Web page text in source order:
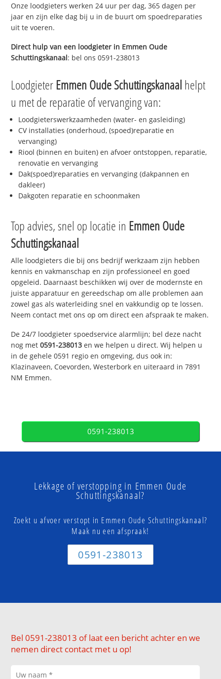
Onze loodgieters werken 24 uur per dag, 365 dagen per
jaar en zijn elke dag bij u in de buurt om spoedreparaties
uit te voeren.
Direct hulp van een loodgieter in Emmen Oude
Schuttingskanaal: bel ons 0591-238013
Loodgieter Emmen Oude Schuttingskanaal helpt
u met de reparatie of vervanging van:
Loodgieterswerkzaamheden (water- en gasleiding)
CV installaties (onderhoud, (spoed)reparatie en
vervanging)
Riool (binnen en buiten) en afvoer ontstoppen, reparatie,
renovatie en vervanging
Dak(spoed)reparaties en vervanging (dakpannen en
dakleer)
Dakgoten reparatie en schoonmaken
Top advies, snel op locatie in Emmen Oude
Schuttingskanaal
Alle loodgieters die bij ons bedrijf werkzaam zijn hebben
kennis en vakmanschap en zijn professioneel en goed
opgeleid. Daarnaast beschikken wij over de modernste en
juiste apparatuur en gereedschap om alle problemen aan
zowel gas als waterleiding snel en vakkundig op te lossen.
Neem contact met ons op om direct een afspraak te maken.
De 24/7 loodgieter spoedservice alarmlijn; bel deze nacht
nog met0591-238013 en we helpen u direct. Wij helpen u
in de gehele 0591 regio en omgeving, dus ook in:
Klazinaveen, Coevorden, Westerbork en uiteraard in 7891
NM Emmen.
0591-238013
Lekkage of verstopping in Emmen Oude
Schuttingskanaal?
Zoekt u afvoer verstopt in Emmen Oude Schuttingskanaal?
Maak nu een afspraak!
0591-238013
Bel 0591-238013 of laat een bericht achter en we
nemen direct contact met u op!